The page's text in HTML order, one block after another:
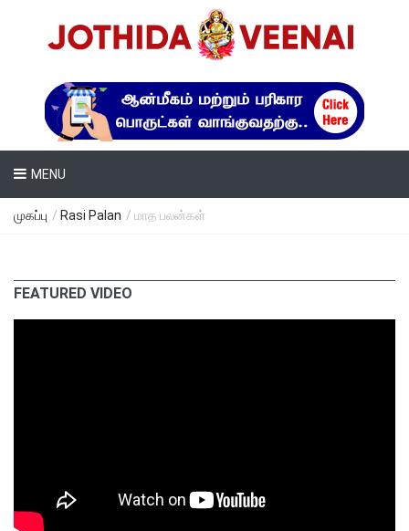
MENU
முகப்பு / Rasi Palan / மாத பலன்கள்
FEATURED VIDEO